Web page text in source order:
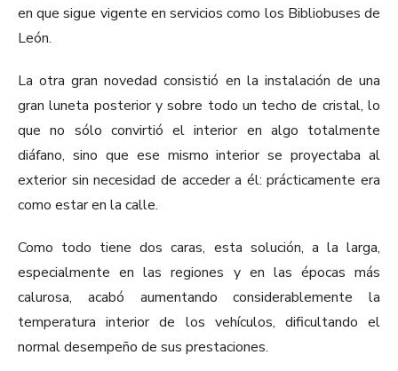
en que sigue vigente en servicios como los Bibliobuses de
León.
La otra gran novedad consistió en la instalación de una
gran luneta posterior y sobre todo un techo de cristal, lo
que no sólo convirtió el interior en algo totalmente
diáfano, sino que ese mismo interior se proyectaba al
exterior sin necesidad de acceder a él: prácticamente era
como estar en la calle.
Como todo tiene dos caras, esta solución, a la larga,
especialmente en las regiones y en las épocas más
calurosa, acabó aumentando considerablemente la
temperatura interior de los vehículos, dificultando el
normal desempeño de sus prestaciones.